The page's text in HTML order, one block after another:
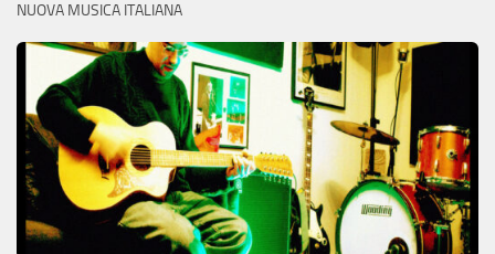
NUOVA MUSICA ITALIANA